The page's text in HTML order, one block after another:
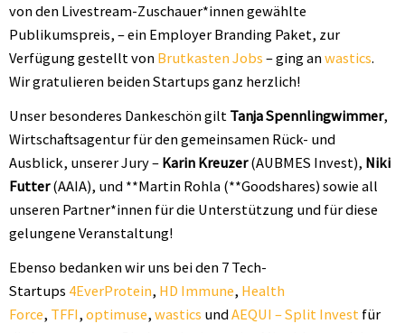
von den Livestream-Zuschauer*innen gewählte
Publikumspreis, – ein Employer Branding Paket, zur
Verfügung gestellt von Brutkasten Jobs – ging anwastics.
Wir gratulieren beiden Startups ganz herzlich!
Unser besonderes Dankeschön gilt Tanja Spennlingwimmer,
Wirtschaftsagentur für den gemeinsamen Rück- und
Ausblick, unserer Jury – Karin Kreuzer(AUBMES Invest), Niki
Futter(AAIA), und **Martin Rohla (**Goodshares) sowie all
unseren Partner*innen für die Unterstützung und für diese
gelungene Veranstaltung!
Ebenso bedanken wir uns bei den 7 Tech-
Startups 4EverProtein, HD Immune, Health
Force, TFFI, optimuse, wastics undAEQUI – Split Invest für